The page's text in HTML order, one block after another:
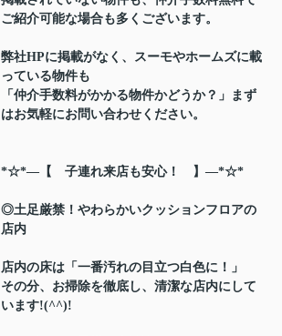
ご紹介可能な場合も多くございます。
弊社HPに掲載がなく、スーモやホームズに載
っている物件も
「仲介手数料がかかる物件かどうか？」まず
はお気軽にお問い合わせください。
*☆*―【 子連れ来店も安心！ 】―*☆*
◎土足厳禁！やわらかいクッションフロアの
店内
店内の床は「一番汚れの目立つ白色に！」
その分、お掃除を徹底し、清潔な店内にして
います!(^^)!